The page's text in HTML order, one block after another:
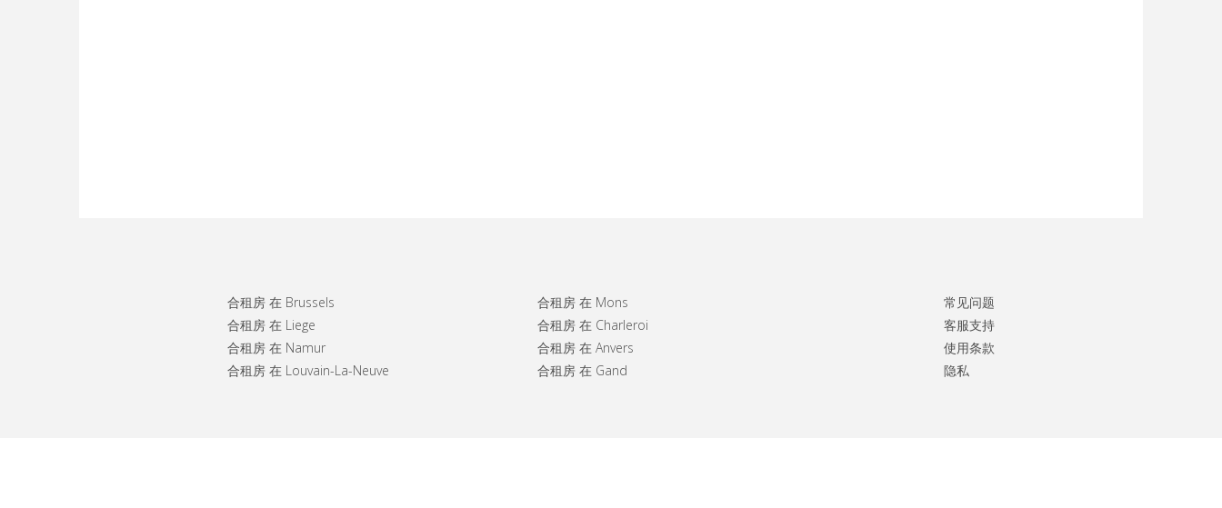
合租房 在 Brussels
合租房 在 Liege
合租房 在 Namur
合租房 在 Louvain-La-Neuve
合租房 在 Mons
合租房 在 Charleroi
合租房 在 Anvers
合租房 在 Gand
常见问题
客服支持
使用条款
隐私